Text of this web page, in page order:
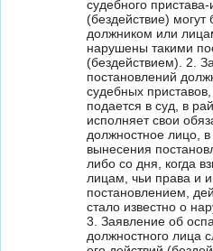
судебного
(бездействие) могут
должником или
нарушены такими
(бездействием). 2.
постановлений
судебных
подается в суд, в
исполняет свои
должностное лицо,
вынесения
либо со дня, когда
лицам, чьи права и
постановлением,
стало известно о
3. Заявление об
должностного лица